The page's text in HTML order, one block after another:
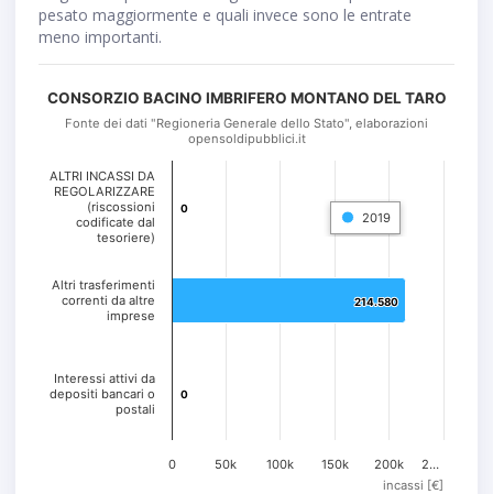
pesato maggiormente e quali invece sono le entrate
meno importanti.
incassi [€]
CONSORZIO BACINO IMBRIFERO MONTANO DEL TARO
Fonte dei dati "Regioneria Generale dello Stato", elaborazioni
opensoldipubblici.it
0
0
214.580
214.580
0
0
2019
0 50k 100k 150k 200k 2…
ALTRI INCASSI DA
REGOLARIZZARE
(riscossioni
codificate dal
tesoriere)
Altri trasferimenti
correnti da altre
imprese
Interessi attivi da
depositi bancari o
postali